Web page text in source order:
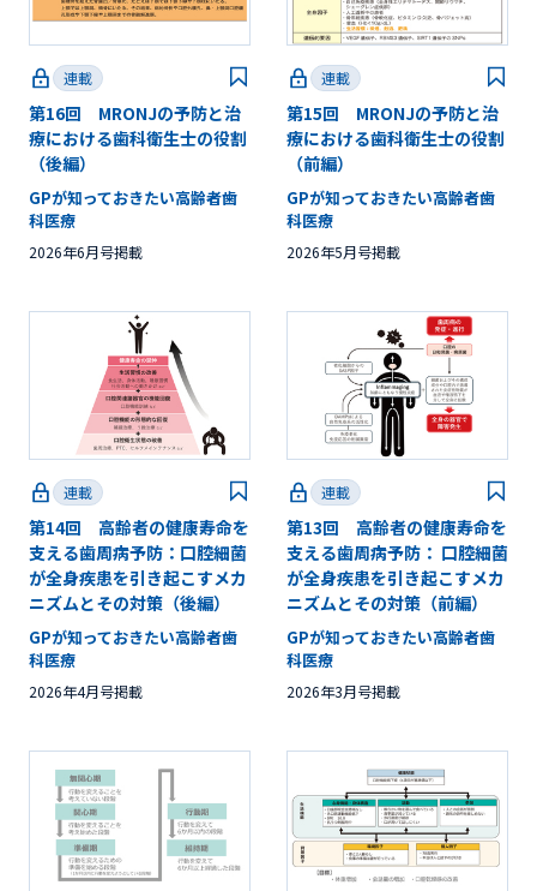
連載
第16回 MRONJの予防と治
療における歯科衛生士の役割
（後編）
GPが知っておきたい高齢者歯
科医療
2026年6月号掲載
連載
第15回 MRONJの予防と治
療における歯科衛生士の役割
（前編）
GPが知っておきたい高齢者歯
科医療
2026年5月号掲載
連載
第14回 高齢者の健康寿命を
支える歯周病予防：口腔細菌
が全身疾患を引き起こすメカ
ニズムとその対策（後編）
GPが知っておきたい高齢者歯
科医療
2026年4月号掲載
連載
第13回 高齢者の健康寿命を
支える歯周病予防： 口腔細菌
が全身疾患を引き起こすメカ
ニズムとその対策（前編）
GPが知っておきたい高齢者歯
科医療
2026年3月号掲載